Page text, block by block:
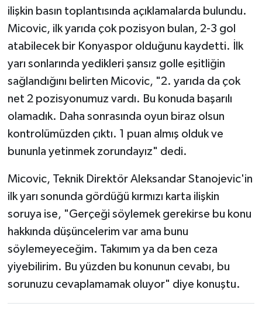
ilişkin basın toplantısında açıklamalarda bulundu.
Micovic, ilk yarıda çok pozisyon bulan, 2-3 gol
atabilecek bir Konyaspor olduğunu kaydetti. İlk
yarı sonlarında yedikleri şansız golle eşitliğin
sağlandığını belirten Micovic, "2. yarıda da çok
net 2 pozisyonumuz vardı. Bu konuda başarılı
olamadık. Daha sonrasında oyun biraz olsun
kontrolümüzden çıktı. 1 puan almış olduk ve
bununla yetinmek zorundayız" dedi.
Micovic, Teknik Direktör Aleksandar Stanojevic'in
ilk yarı sonunda gördüğü kırmızı karta ilişkin
soruya ise, "Gerçeği söylemek gerekirse bu konu
hakkında düşüncelerim var ama bunu
söylemeyeceğim. Takımım ya da ben ceza
yiyebilirim. Bu yüzden bu konunun cevabı, bu
sorunuzu cevaplamamak oluyor" diye konuştu.